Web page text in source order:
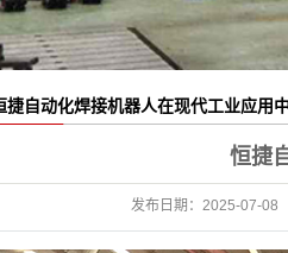
捷自动化焊接机器人在现代工业应用
恒捷
发布日期： 2025-07-08